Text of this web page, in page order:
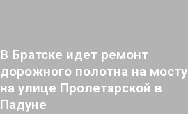
В Братске идет ремонт
дорожного полотна на мосту
на улице Пролетарской в
Падуне